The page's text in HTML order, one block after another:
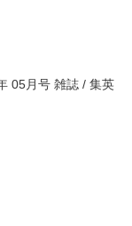
05月号 雑誌 / 集英